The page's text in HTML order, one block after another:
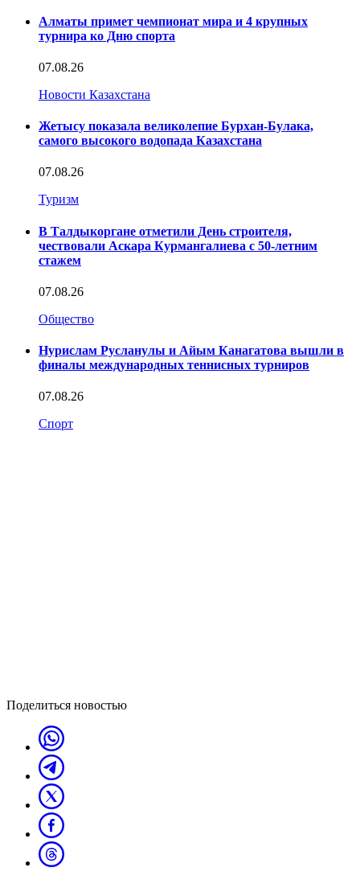
Алматы примет чемпионат мира и 4 крупных
турнира ко Дню спорта
07.08.26
Новости Казахстана
Жетысу показала великолепие Бурхан-Булака,
самого высокого водопада Казахстана
07.08.26
Туризм
В Талдыкоргане отметили День строителя,
чествовали Аскара Курмангалиева с 50-летним
стажем
07.08.26
Общество
Нурислам Русланулы и Айым Канагатова вышли в
финалы международных теннисных турниров
07.08.26
Спорт
Поделиться новостью